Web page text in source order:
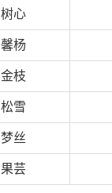
树心
馨杨
金枝
松雪
梦丝
果芸